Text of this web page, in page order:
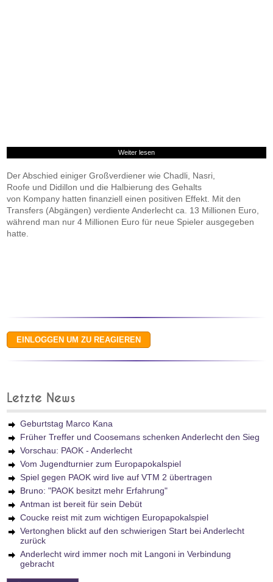
Weiter lesen
Der Abschied einiger Großverdiener wie Chadli, Nasri,
Roofe und Didillon und die Halbierung des Gehalts
von Kompany hatten finanziell einen positiven Effekt. Mit den
Transfers (Abgängen) verdiente Anderlecht ca. 13 Millionen Euro,
während man nur 4 Millionen Euro für neue Spieler ausgegeben
hatte.
Letzte News
Geburtstag Marco Kana
Früher Treffer und Coosemans schenken Anderlecht den Sieg
Vorschau: PAOK - Anderlecht
Vom Jugendturnier zum Europapokalspiel
Spiel gegen PAOK wird live auf VTM 2 übertragen
Bruno: "PAOK besitzt mehr Erfahrung"
Antman ist bereit für sein Debüt
Coucke reist mit zum wichtigen Europapokalspiel
Vertonghen blickt auf den schwierigen Start bei Anderlecht
zurück
Anderlecht wird immer noch mit Langoni in Verbindung
gebracht